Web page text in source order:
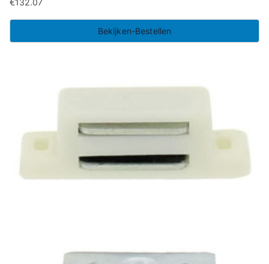
Bekijken-Bestellen